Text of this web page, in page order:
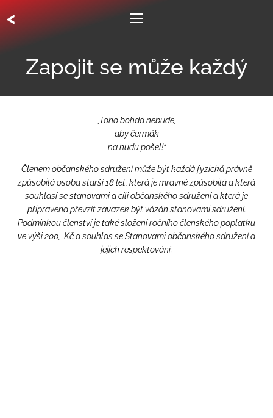
<
Zapojit se může každý
„Toho bohdá nebude,
aby čermák
na nudu pošel!“
Členem občanského sdružení může být každá fyzická právně
způsobilá osoba starší 18 let, která je mravně způsobilá a která
souhlasí se stanovami a cíli občanského sdružení a která je
připravena převzít závazek být vázán stanovami sdružení.
Podmínkou členství je také složení ročního členského poplatku
ve výši 200,-Kč a souhlas se Stanovami občanského sdruženía
jejich respektování.